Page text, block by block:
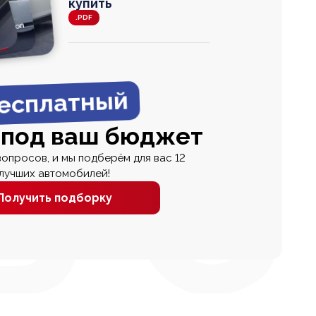
000
купить
.PDF
ваш бюджет
и мы подберём для вас 12
автомобилей!
подборку